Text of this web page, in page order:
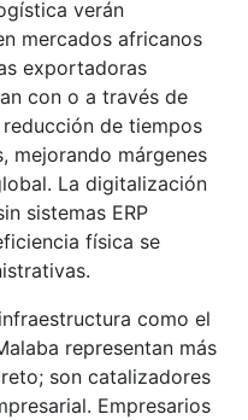
verán
mercados africanos
exportadoras
con o a través de
de tiempos
mejorando márgenes
La digitalización
sistemas ERP
física se
como el
representan más
son catalizadores
Empresarios